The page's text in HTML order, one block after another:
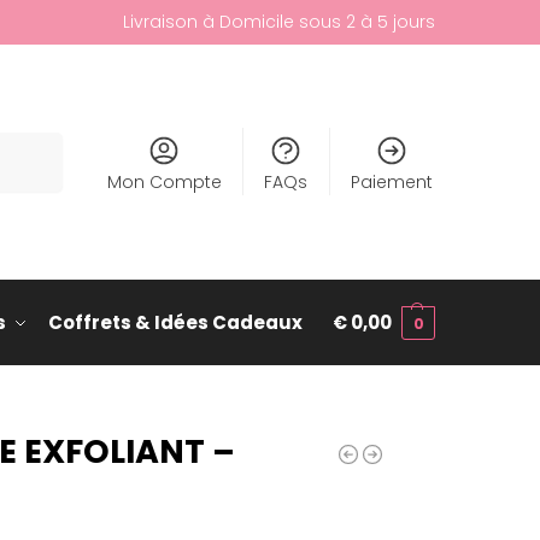
Livraison à Domicile sous 2 à 5 jours
Mon Compte FAQs Paiement
Coffrets & Idées Cadeaux €0,00 0
EXFOLIANT –